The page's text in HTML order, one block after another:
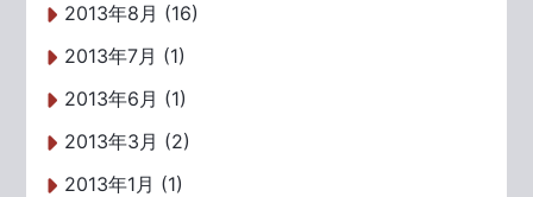
2013年8月 (16)
2013年7月 (1)
2013年6月 (1)
2013年3月 (2)
2013年1月 (1)